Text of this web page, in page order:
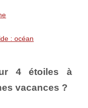
: océan
4 étoiles à
vacances ?